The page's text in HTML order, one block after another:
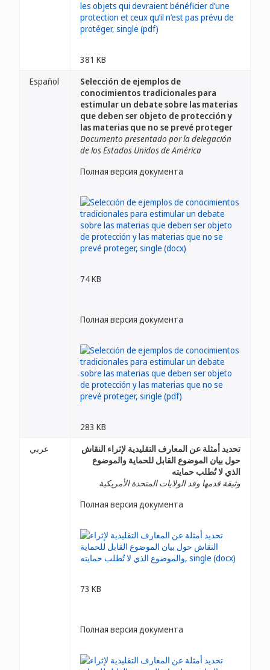
381 KB
Español
Selección de ejemplos de
conocimientos tradicionales para
estimular un debate sobre las materias
que deben ser objeto de protección y
las materias que no se prevé proteger
Documento presentado por la delegación
de los Estados Unidos de América
Полная версия документа
74 KB
Полная версия документа
283 KB
عربي
تحديد أمثلة عن المعارف التقليدية لإثراء النقاش
حول بيان الموضوع القابل للحماية والموضوع
الذي لا تُطلب حمايته
وثيقة قدمها وفد الولايات المتحدة الأمريكية
Полная версия документа
73 KB
Полная версия документа